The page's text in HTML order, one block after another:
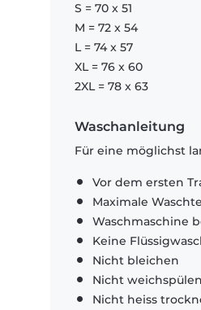
S = 70 x 51
M = 72 x 54
L = 74 x 57
XL = 76 x 60
2XL = 78 x 63
Waschanleitung
Für eine möglichst
Vor dem ersten
Maximale
Waschmaschine
Keine
Nicht bleichen
Nicht weichspülen
Nicht heiss